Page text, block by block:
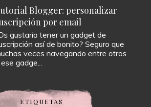
Blogger: personalizar
por email
gustaría tener un gadget de
así de bonito? Seguro que
veces navegando entre otros
gadge...
ETIQUETAS